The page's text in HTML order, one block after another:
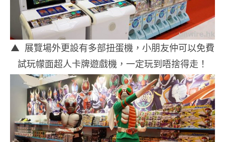
▲ 展覽場外更設有多部扭蛋機，小朋友仲可以免費
試玩幪面超人卡牌遊戲機，一定玩到唔捨得走！